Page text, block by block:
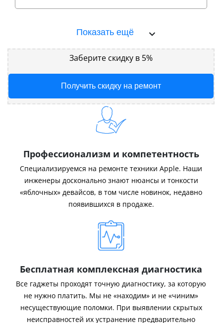
Показать ещё
Заберите скидку в 5%
Получить скидку на ремонт
Профессионализм и компетентность
Специализируемся на ремонте техники Apple. Наши
инженеры досконально знают нюансы и тонкости
«яблочных» девайсов, в том числе новинок, недавно
появившихся в продаже.
Бесплатная комплексная диагностика
Все гаджеты проходят точную диагностику, за которую
не нужно платить. Мы не «находим» и не «чиним»
несуществующие поломки. При выявлении скрытых
неисправностей их устранение предварительно